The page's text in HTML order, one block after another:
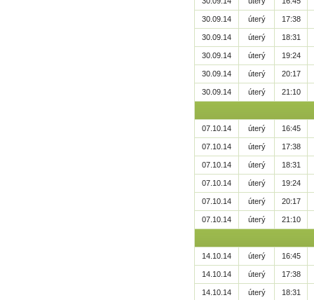
30.09.14 úterý 17:38
30.09.14 úterý 18:31
30.09.14 úterý 19:24
30.09.14 úterý 20:17
30.09.14 úterý 21:10
07.10.14 úterý 16:45
07.10.14 úterý 17:38
07.10.14 úterý 18:31
07.10.14 úterý 19:24
07.10.14 úterý 20:17
07.10.14 úterý 21:10
14.10.14 úterý 16:45
14.10.14 úterý 17:38
14.10.14 úterý 18:31